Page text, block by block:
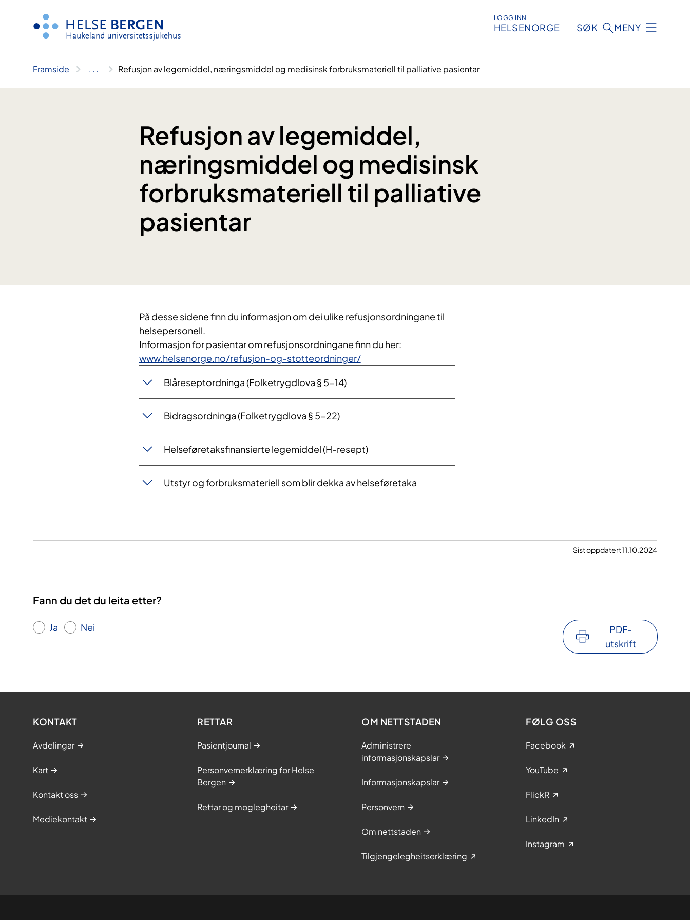
LOGG INN
HELSENORGE SØK MENY
Framside .. . Refusjon av legemiddel, næringsmiddel og medisinsk forbruksmateriell til palliative pasientar
Refusjon av legemiddel,
næringsmiddel og medisinsk
forbruksmateriell til palliative
pasientar
På desse sidene finn du informasjon om dei ulike refusjonsordningane til
helsepersonell.
Informasjon for pasientar om refusjonsordningane finn du her:
www.helsenorge.no/refusjon-og-stotteordninger/
​Blåreseptordninga (Folketrygdlova § 5-14)
Bidragsordninga (Folketrygdlova § 5-22)
Helseføretaksfinansierte legemiddel (H-resept)
Utstyr og forbruksmateriell som blir dekka av helseføretaka
Sist oppdatert 11.10.2024
Fann du det du leita etter?
Ja Nei
PDF-
utskrift
KONTAKT
Avdelingar
Kart
Kontakt oss
Mediekontakt
RETTAR
Pasientjournal
Personvernerklæring for Helse
Bergen
Rettar og moglegheitar
OM NETTSTADEN
Administrere
informasjonskapslar
Informasjonskapslar
Personvern
Om nettstaden
Tilgjengelegheitserklæring
FØLG OSS
Facebook
YouTube
FlickR
LinkedIn
Instagram